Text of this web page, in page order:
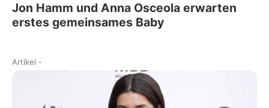
Jon Hamm und Anna Osceola erwarten
erstes gemeinsames Baby
Artikel -